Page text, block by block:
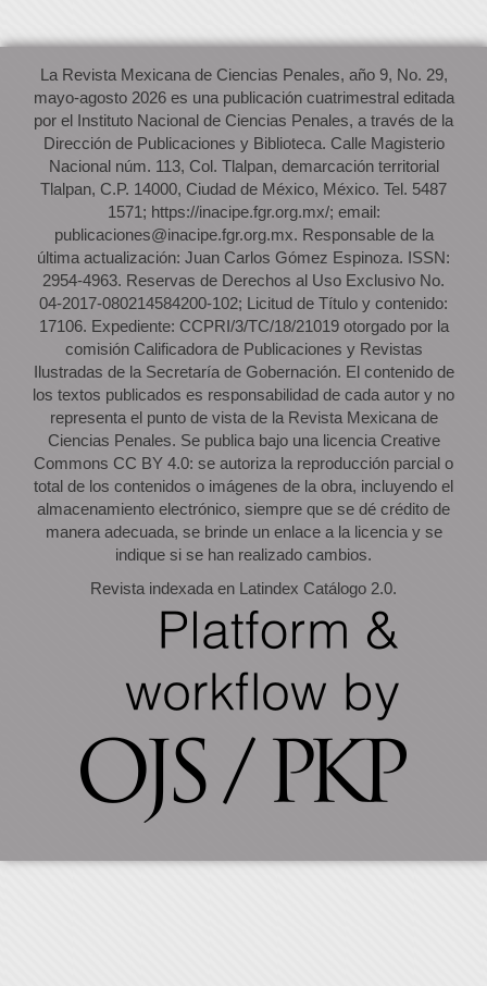
La Revista Mexicana de Ciencias Penales, año 9, No. 29,
mayo-agosto 2026 es una publicación cuatrimestral editada
por el Instituto Nacional de Ciencias Penales, a través de la
Dirección de Publicaciones y Biblioteca. Calle Magisterio
Nacional núm. 113, Col. Tlalpan, demarcación territorial
Tlalpan, C.P. 14000, Ciudad de México, México. Tel. 5487
1571; https://inacipe.fgr.org.mx/; email:
publicaciones@inacipe.fgr.org.mx. Responsable de la
última actualización: Juan Carlos Gómez Espinoza. ISSN:
2954-4963. Reservas de Derechos al Uso Exclusivo No.
04-2017-080214584200-102; Licitud de Título y contenido:
17106. Expediente: CCPRI/3/TC/18/21019 otorgado por la
comisión Calificadora de Publicaciones y Revistas
Ilustradas de la Secretaría de Gobernación. El contenido de
los textos publicados es responsabilidad de cada autor y no
representa el punto de vista de la Revista Mexicana de
Ciencias Penales. Se publica bajo una licencia Creative
Commons CC BY 4.0: se autoriza la reproducción parcial o
total de los contenidos o imágenes de la obra, incluyendo el
almacenamiento electrónico, siempre que se dé crédito de
manera adecuada, se brinde un enlace a la licencia y se
indique si se han realizado cambios.
Revista indexada en Latindex Catálogo 2.0.